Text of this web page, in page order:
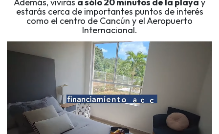
Además, vivirás a sólo 20 minutos de la playa y
estarás cerca de importantes puntos de interés
como el centro de Cancún y el Aeropuerto
Internacional.